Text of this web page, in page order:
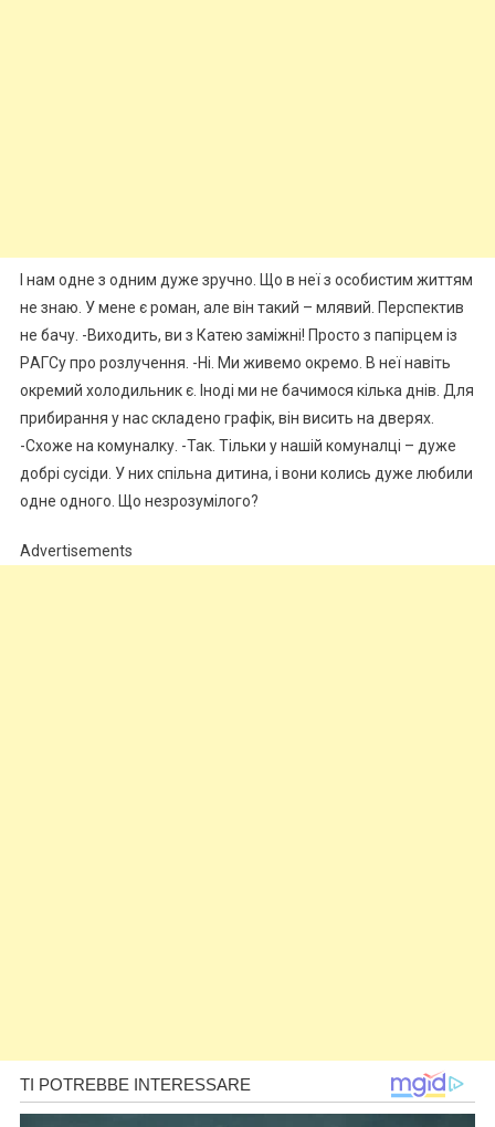
І нам одне з одним дуже зручно. Що в неї з особистим життям
не знаю. У мене є pоман, але він такий – млявий. Перспектив
не бачу. -Виходить, ви з Катею замiжні! Просто з папірцем із
PАГСу про розлyчення. -Ні. Ми живемо окремо. В неї навіть
окремий холодильник є. Іноді ми не бачимося кілька днів. Для
прибирання у нас складено графік, він висить на дверях.
-Схоже на комуналку. -Так. Тільки у нашій комуналці – дуже
добрі сусіди. У них спільна дитина, і вони колись дуже любили
одне одного. Що незрозумілого?
Advertisements